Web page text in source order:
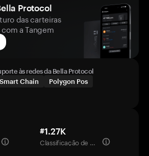
Protocol
das carteiras
a Tangem
às redes da Bella Protocol
Chain
Polygon Pos
#1.27K
Classificação de mercado